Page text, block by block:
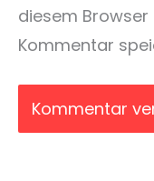
diesem
Kommentar